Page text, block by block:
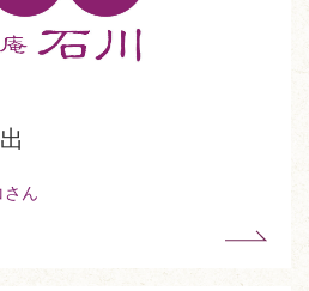
さん